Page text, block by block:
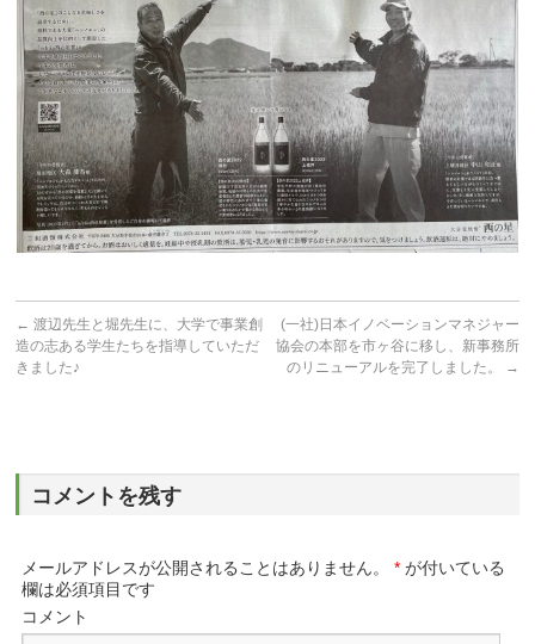
← 渡辺先生と堀先生に、大学で事業創
造の志ある学生たちを指導していただ
きました♪
(一社)日本イノベーションマネジャー
協会の本部を市ヶ谷に移し、新事務所
のリニューアルを完了しました。
→
コメントを残す
メールアドレスが公開されることはありません。 * が付いている
欄は必須項目です
コメント